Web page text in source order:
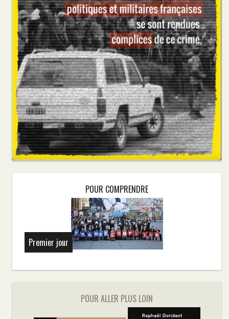
POUR COMPRENDRE
Premier jour
POUR ALLER PLUS LOIN